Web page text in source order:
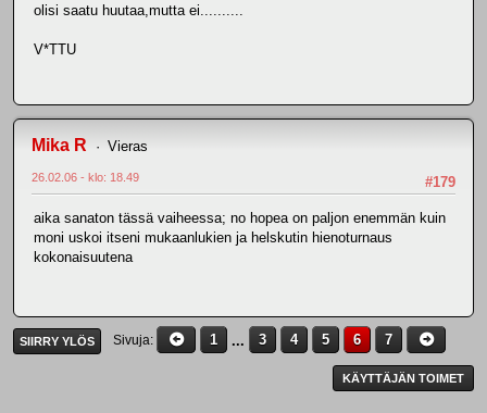
olisi saatu huutaa,mutta ei..........
V*TTU
Mika R Vieras
#179
26.02.06 - klo: 18.49
aika sanaton tässä vaiheessa; no hopea on paljon enemmän kuin
moni uskoi itseni mukaanlukien ja helskutin hienoturnaus
kokonaisuutena
SIIRRY YLÖS Sivuja 1 ... 3 4 5 6 7
KÄYTTÄJÄN TOIMET